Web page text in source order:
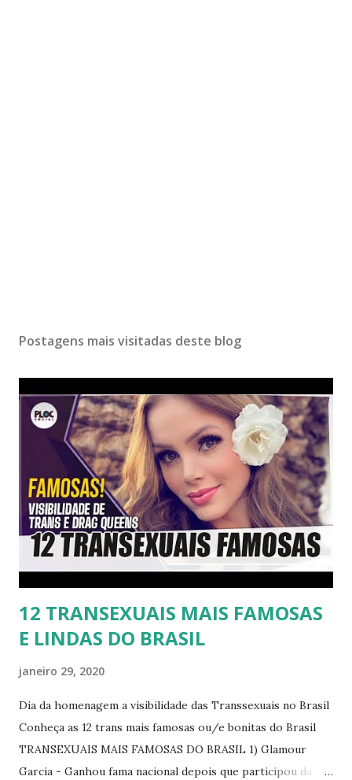
Postagens mais visitadas deste blog
12 TRANSEXUAIS MAIS FAMOSAS
E LINDAS DO BRASIL
janeiro 29, 2020
Dia da homenagem a visibilidade das Transsexuais no Brasil
Conheça as 12 trans mais famosas ou/e bonitas do Brasil
TRANSEXUAIS MAIS FAMOSAS DO BRASIL 1) Glamour
Garcia - Ganhou fama nacional depois que participou da